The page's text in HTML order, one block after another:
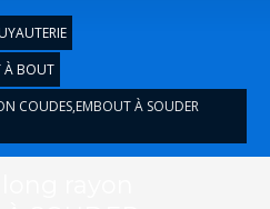
À BOUT
COUDES,EMBOUT À SOUDER